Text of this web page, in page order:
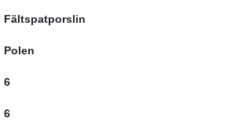
Fältspatporslin
Polen
6
6